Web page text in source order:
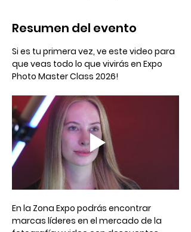
Resumen del evento
Si es tu primera vez, ve este video para
que veas todo lo que vivirás en Expo
Photo Master Class 2026!
En la Zona Expo podrás encontrar
marcas líderes en el mercado de la